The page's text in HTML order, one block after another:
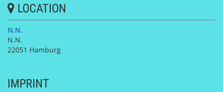
LOCATION
N.N.
N.N.
22051 Hamburg
IMPRINT